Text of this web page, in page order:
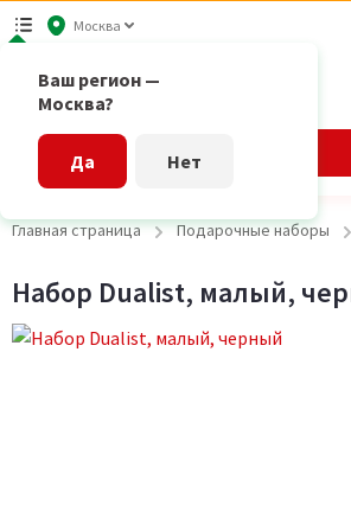
Москва
Ваш регион —
Москва?
Да Нет
Главная страница Подарочные наборы
Набор Dualist, малый,